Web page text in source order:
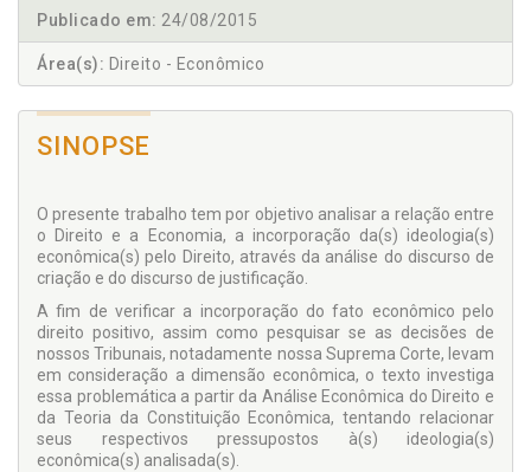
Publicado em: 24/08/2015
Área(s): Direito - Econômico
SINOPSE
O presente trabalho tem por objetivo analisar a relação entre
o Direito e a Economia, a incorporação da(s) ideologia(s)
econômica(s) pelo Direito, através da análise do discurso de
criação e do discurso de justificação.
A fim de verificar a incorporação do fato econômico pelo
direito positivo, assim como pesquisar se as decisões de
nossos Tribunais, notadamente nossa Suprema Corte, levam
em consideração a dimensão econômica, o texto investiga
essa problemática a partir da Análise Econômica do Direito e
da Teoria da Constituição Econômica, tentando relacionar
seus respectivos pressupostos à(s) ideologia(s)
econômica(s) analisada(s).